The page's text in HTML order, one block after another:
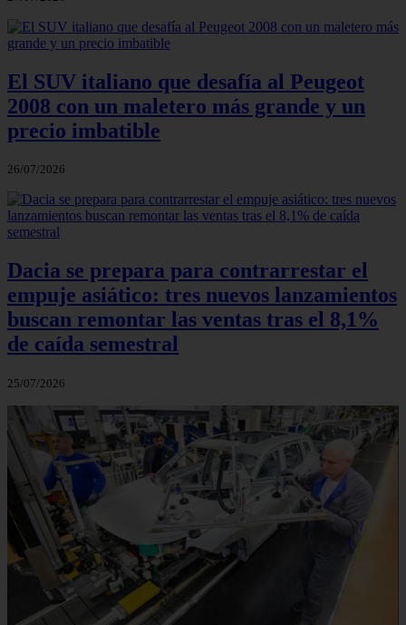
El SUV italiano que desafía al Peugeot
2008 con un maletero más grande y un
precio imbatible
26/07/2026
Dacia se prepara para contrarrestar el
empuje asiático: tres nuevos lanzamientos
buscan remontar las ventas tras el 8,1%
de caída semestral
25/07/2026